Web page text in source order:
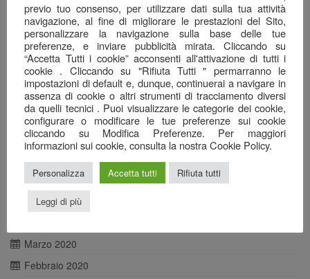
Febbraio 2021
Gennaio 2021
Dicembre 2020
Novembre 2020
Ottobre 2020
Settembre 2020
Agosto 2020
Giugno 2020
Maggio 2020
Marzo 2020
Febbraio 2020
previo tuo consenso, per utilizzare dati sulla tua attività
navigazione, al fine di migliorare le prestazioni del Sito,
personalizzare la navigazione sulla base delle tue
preferenze, e inviare pubblicità mirata. Cliccando su
“Accetta Tutti i cookie” acconsenti all'attivazione di tutti i
cookie . Cliccando su "Rifiuta Tutti " permarranno le
impostazioni di default e, dunque, continuerai a navigare in
assenza di cookie o altri strumenti di tracciamento diversi
da quelli tecnici . Puoi visualizzare le categorie dei cookie,
configurare o modificare le tue preferenze sui cookie
cliccando su Modifica Preferenze. Per maggiori
informazioni sui cookie, consulta la nostra Cookie Policy.
Personalizza Accetta tutti Rifiuta tutti
Leggi di più